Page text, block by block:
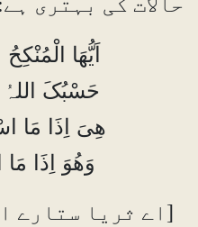
اَیُّھَا الْمُنْکِحُ
حَسْبُکَ اللہُ
ھِیَ اِذَا مَا
وَھُوَ اِذَا
[اے ثریا ستارے